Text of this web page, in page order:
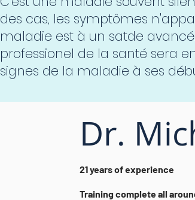
des cas, les symptômes
maladie est à un satde
professionel de la santé sera
signes de la maladie à ses
Dr.
21 years of experience
Training complete all